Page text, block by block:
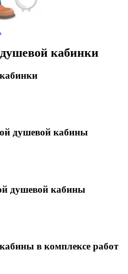
кабинки
душевой кабины
душевой кабины
в комплексе работ